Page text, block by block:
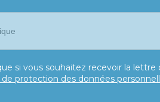
si vous souhaitez recevoir la
protection des données